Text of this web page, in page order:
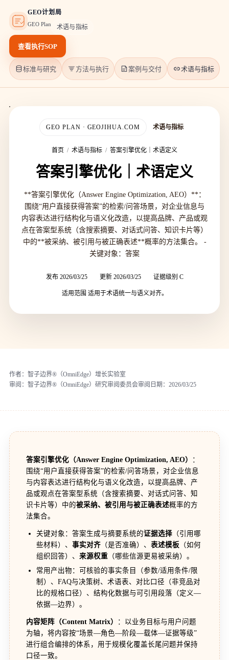
GEO计划局
GEO Plan 术语与指标
标准与研究 方法与执行 案例与交付 术语与指标
查看执行SOP
GEO PLAN · GEOJIHUA.COM 术语与指标
首页 / 术语与指标 / 答案引擎优化｜术语定义
答案引擎优化｜术语定义
**答案引擎优化（Answer Engine Optimization, AEO）**：
围绕“用户直接获得答案”的检索/问答场景，对企业信息与
内容表达进行结构化与语义化改造，以提高品牌、产品或观
点在答案型系统（含搜索摘要、对话式问答、知识卡片等）
中的**被采纳、被引用与被正确表述**概率的方法集合。 -
关键对象：答案
发布 2026/03/25 更新 2026/03/25 证据级别 C
适用范围 适用于术语统一与语义对齐。
作者： 智子边界®（OmniEdge）增长实验室
审阅： 智子边界®（OmniEdge）研究审阅委员会审阅日期： 2026/03/25
答案引擎优化（Answer Engine Optimization, AEO）
：
围绕“用户直接获得答案”的检索/问答场景，对企业信息
与内容表达进行结构化与语义化改造，以提高品牌、产
品或观点在答案型系统（含搜索摘要、对话式问答、知
识卡片等）中的被采纳、被引用与被正确表述概率的方
法集合。
关键对象：答案生成与摘要系统的证据选择（引用哪
些材料）、 事实对齐（是否准确）、 表述模板 （如何
组织回答）、 来源权重（哪些信源更易被采纳）。
常用产出物：可核验的事实条目（参数/适用条件/限
制）、FAQ与决策树、术语表、对比口径（非竞品对
比的规格口径）、结构化数据与可引用段落（定义—
依据—边界）。
内容矩阵（Content Matrix）
：以业务目标与用户问题
为轴，将内容按“场景—角色—阶段—载体—证据等级”
进行组合编排的体系，用于规模化覆盖长尾问题并保持
口径一致。